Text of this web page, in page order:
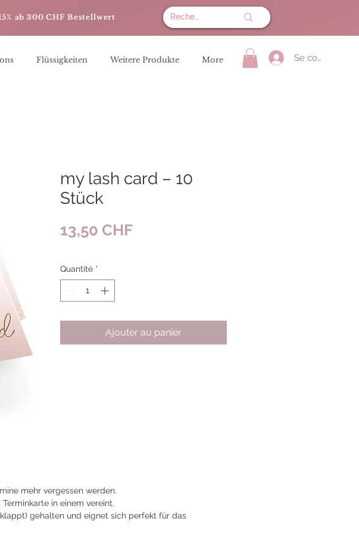
ab 300 CHF Bestellwert
Se connecter
Flüssigkeiten Weitere Produkte More
my lash card – 10
Stück
13,50 CHFPrix
Quantité *
Ajouter au panier
mehr vergessen werden.
Terminkarte in einem vereint.
gehalten und eignet sich perfekt für das